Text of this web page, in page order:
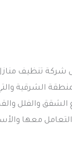
تنظيف منازل
الشرقية
الشقق والفلل
معها